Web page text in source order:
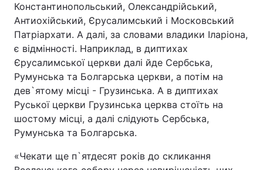
Константинопольський, Олександрійський,
Антиохійський, Єрусалимський і Московський
Патріархати. А далі, за словами владики Іларіона,
є відмінності. Наприклад, в диптихах
Єрусалимської церкви далі йде Сербська,
Румунська та Болгарська церкви, а потім на
дев`ятому місці - Грузинська. А в диптихах
Руської церкви Грузинська церква стоїть на
шостому місці, а далі слідують Сербська,
Румунська та Болгарська.
«Чекати ще п`ятдесят років до скликання